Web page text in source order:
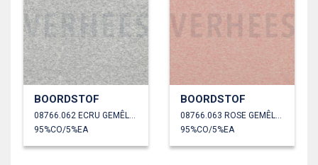
BOORDSTOF
08766.062 ECRU GEMÊLEERD
95%CO/5%EA
BOORDSTOF
08766.063 ROSE GEMÊLEERD
95%CO/5%EA